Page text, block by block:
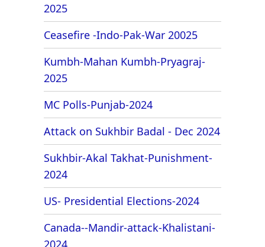
2025
Ceasefire -Indo-Pak-War 20025
Kumbh-Mahan Kumbh-Pryagraj-
2025
MC Polls-Punjab-2024
Attack on Sukhbir Badal - Dec 2024
Sukhbir-Akal Takhat-Punishment-
2024
US- Presidential Elections-2024
Canada--Mandir-attack-Khalistani-
2024